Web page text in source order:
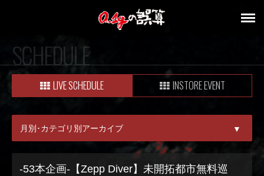
SCHEDULE
LIVE SCHEDULE INSTORE EVENT
月別･カテゴリ別アーカイブ ▼
ALL
-53本企画-【Zepp Diver】未開拓都市無料巡